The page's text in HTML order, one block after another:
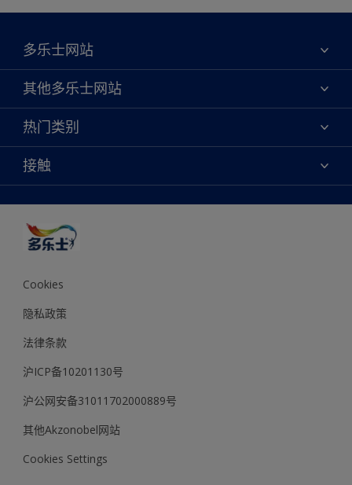
多乐士网站
关于我们
联系我们
查找店铺
绿色工厂
其他多乐士网站
焕新服务
多乐士专业
天猫官方旗舰店
抖音官方旗舰店
热门类别
颜色
产品
创意灵感
装修建议
可持续发展
多乐士2026年度色彩 - 律动绚蓝
接触
颜色准确性
Cookies
隐私政策
法律条款
沪ICP备10201130号
沪公网安备31011702000889号
其他Akzonobel网站
Cookies Settings